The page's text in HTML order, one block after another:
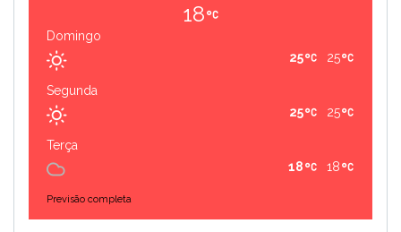
18
Domingo
25
25
Segunda
25
25
Terça
18
18
Previsão completa